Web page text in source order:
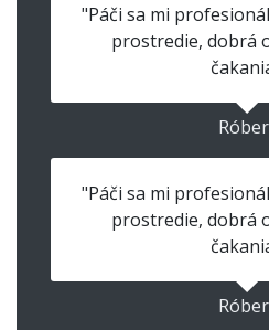
"Páči sa mi
prostredie, dobrá
"Páči sa mi
prostredie, dobrá